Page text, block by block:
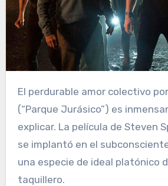
El perdurable amor colectivo por “Jurassic Park”
(“Parque Jurásico”) es
explicar. La película de Steven
se implantó en el
una especie de ideal platónico
taquillero.